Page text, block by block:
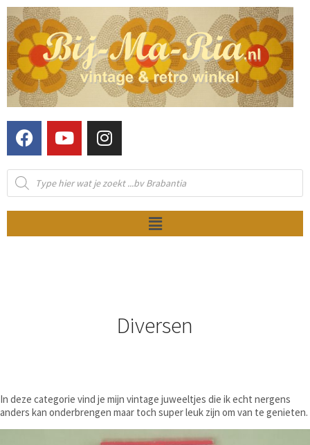
Diversen
In deze categorie vind je mijn vintage juweeltjes die ik echt nergens
anders kan onderbrengen maar toch super leuk zijn om van te genieten.